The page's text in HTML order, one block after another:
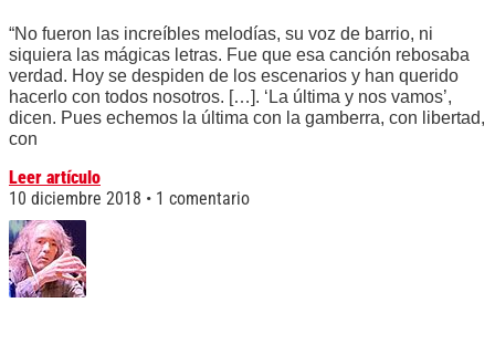
“No fueron las increíbles melodías, su voz de barrio, ni
siquiera las mágicas letras. Fue que esa canción rebosaba
verdad. Hoy se despiden de los escenarios y han querido
hacerlo con todos nosotros. […]. ‘La última y nos vamos’,
dicen. Pues echemos la última con la gamberra, con libertad,
con
Leer artículo
10 diciembre 2018
1 comentario